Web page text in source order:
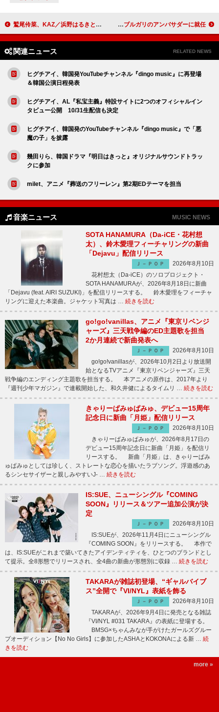
鷲尾伶菜、KAZ／浜野はるきと「MIDDLE NOTE feat. KAZ」スペシャル対談映像公開 目黒蓮（Snow Man）、ブルガリのアンバサダーに就任
関連ニュース RELATED NEWS
ヒグチアイ、韓国発YouTubeチャンネル『dingo music』に再登場
＆韓国公演日程発表
ヒグチアイ、AL『私宝主義』特設サイトに2つのオフィシャルイン
タビュー公開 10/31生配信も決定
ヒグチアイ、韓国発のYouTubeチャンネル『dingo music』で「悪
魔の子」を披露
幾田りら、韓国ドラマ『明日はきっと』オリジナルサウンドトラッ
クに参加
milet、アニメ『葬送のフリーレン』第2期EDテーマを担当
音楽ニュース MUSIC NEWS
SOTA HANAMURA（Da-iCE・花村想
太）、鈴木愛理フィーチャリングの新曲
「Dejavu」配信リリース
Ｊ－ＰＯＰ
2026年8月10日
花村想太（Da-iCE）のソロプロジェクト・
SOTA HANAMURAが、2026年8月18日に新曲
「Dejavu (feat. AIRI SUZUKI)」を配信リリースする。 鈴木愛理をフィーチャ
リングに迎えた本楽曲。ジャケット写真は … 続きを読む
go!go!vanillas、アニメ『東京リベンジ
ャーズ』三天戦争編のED主題歌を担当
2か月連続で新曲発表へ
Ｊ－ＰＯＰ
2026年8月10日
go!go!vanillasが、2026年10月2日より放送開
始となるTVアニメ『東京リベンジャーズ』三天
戦争編のエンディング主題歌を担当する。 本アニメの原作は、2017年より
『週刊少年マガジン』で連載開始した、和久井健によるタイムリ … 続きを読む
きゃりーぱみゅぱみゅ、デビュー15周年
記念日に新曲「月姫」配信リリース
Ｊ－ＰＯＰ
2026年8月10日
きゃりーぱみゅぱみゅが、2026年8月17日の
デビュー15周年記念日に新曲「月姫」を配信リ
リースする。 新曲「月姫」は、きゃりーぱみ
ゅぱみゅとしては珍しく、ストレートな恋心を描いたラブソング。浮遊感のあ
るシンセサイザーと親しみやすいJ- … 続きを読む
IS:SUE、ニューシングル『COMING
SOON』リリース＆ツアー追加公演が決
定
Ｊ－ＰＯＰ
2026年8月10日
IS:SUEが、2026年11月4日にニューシングル
『COMING SOON』をリリースする。 本作で
は、IS:SUEがこれまで築いてきたアイデンティティを、ひとつのブランドとし
て提示。全8形態でリリースされ、全4曲の新曲が形態別に収録 … 続きを読む
TAKARAが雑誌初登場、“ギャルバイブ
ス”全開で『VI/NYL』表紙を飾る
Ｊ－ＰＯＰ
2026年8月10日
TAKARAが、2026年9月4日に発売となる雑誌
『VI/NYL #031 TAKARA』の表紙に登場する。
BMSG×ちゃんみなが手がけたガールズグルー
プオーディション【No No Girls】に参加したASHAとKOKONAによる新 … 続
きを読む
more »